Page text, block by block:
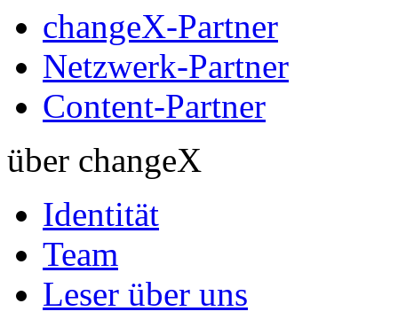
changeX-Partner
Netzwerk-Partner
Content-Partner
über changeX
Identität
Team
Leser über uns